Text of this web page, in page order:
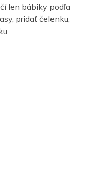
len bábiky podľa
pridať čelenku,